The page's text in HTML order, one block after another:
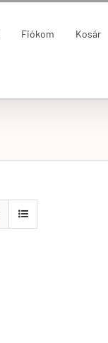
Fiókom Kosár